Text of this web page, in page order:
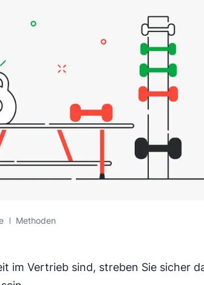
Methoden
im Vertrieb sind, streben Sie sicher